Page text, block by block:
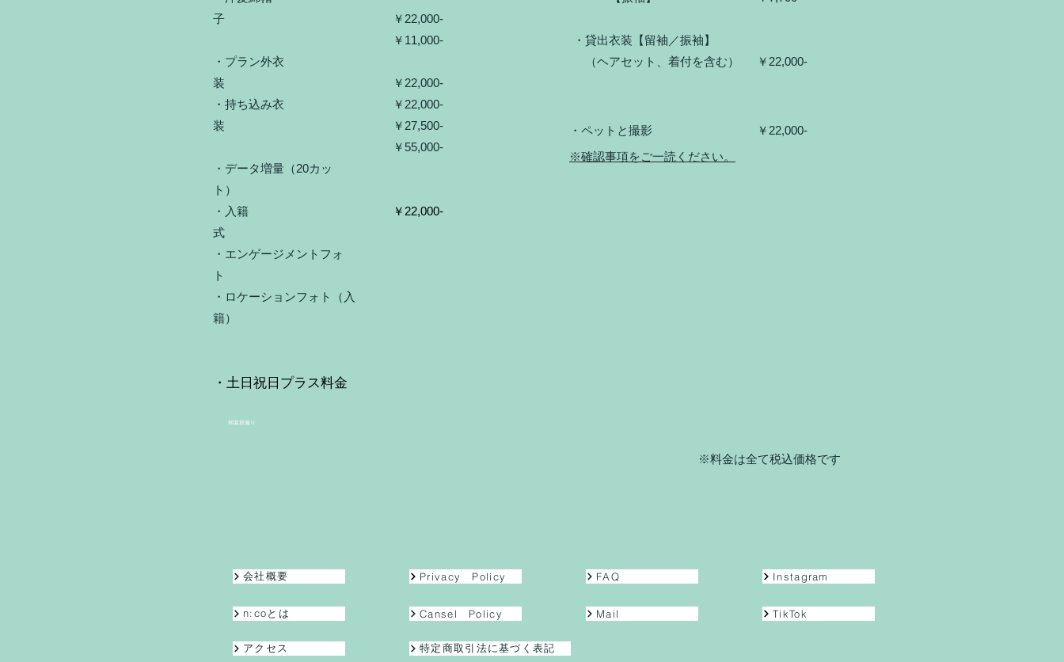
子
・プラン外衣
装
​・持ち込み衣
装
・データ増量（20カッ
ト）
・入籍
式
・エンゲージメントフォ
ト
​・ロケーションフォト（入
籍）
・土日祝日プラス料金​
￥22,000‐
​￥11,000‐
￥22,000‐
￥22,000‐
￥27,500‐
​￥55,000‐
​￥22,000-
・貸出衣装【留袖／振袖】
​ （ヘアセット、着付を含む）​￥22,000‐
・ペットと撮影
​￥22,000-
​※確認事項をご一読ください。
​和装前撮り
​※料金は全て税込価格です
会社概要
n:coとは
アクセス
Privacy Policy
Cansel Policy
FAQ
Mail
Instagram
TikTok
特定商取引法に基づく表記